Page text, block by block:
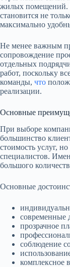
жилых помещений.
становится не
максимально
Не менее важным
сопровождение
отдельных
работ, поскольку
команды, что
реализации.
Основные
При выборе
большинство
стоимость услуг,
специалистов.
большого
Основные
современные
прозрачное
соблюдение
комплексное